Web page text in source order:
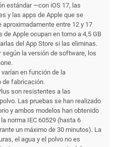
estándar —con iOS 17, las
y las apps de Apple que se
entre 12 y 17
de Apple ocupan en torno a 4,5 GB
del App Store si las eliminas.
según la versión de software, los
en función de la
de fabricación.
son resistentes a las
Las pruebas se han realizado
y ambos modelos han obtenido
norma IEC 60529 (hasta 6
un máximo de 30 minutos). La
el agua y el polvo no es